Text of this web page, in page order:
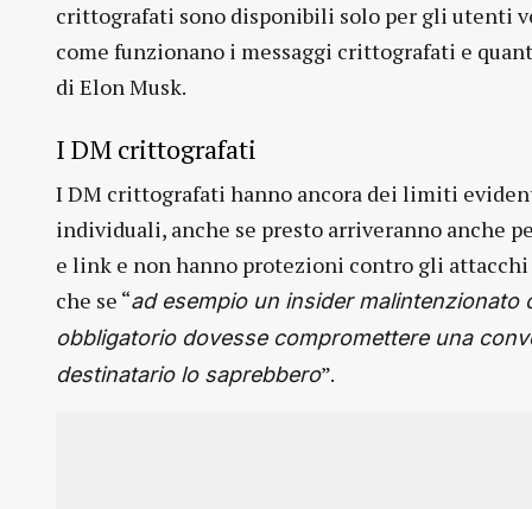
crittografati sono disponibili solo per gli utenti
come funzionano i messaggi crittografati e
di Elon Musk.
I DM crittografati
I DM crittografati hanno ancora dei limiti
individuali, anche se presto arriveranno anche
e link e non hanno protezioni contro gli
che se “ad esempio un insider
obbligatorio dovesse compromettere una
destinatario lo saprebbero”.